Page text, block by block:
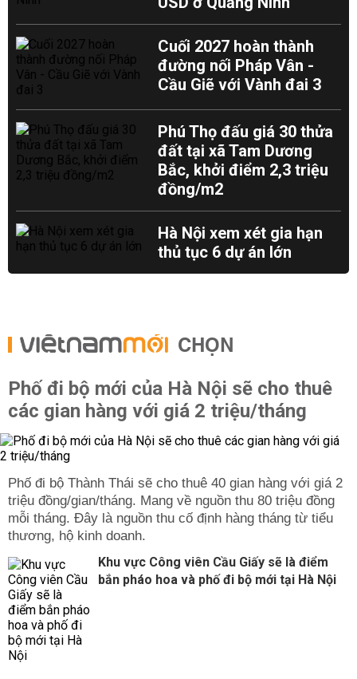
Cuối 2027 hoàn thành
đường nối Pháp Vân -
Cầu Giẽ với Vành đai 3
Phú Thọ đấu giá 30 thửa
đất tại xã Tam Dương
Bắc, khởi điểm 2,3 triệu
đồng/m2
Hà Nội xem xét gia hạn
thủ tục 6 dự án lớn
CHỌN
Phố đi bộ mới của Hà Nội sẽ cho thuê
các gian hàng với giá 2 triệu/tháng
Phố đi bộ Thành Thái sẽ cho thuê 40 gian hàng với giá 2
triệu đồng/gian/tháng. Mang về nguồn thu 80 triệu đồng
mỗi tháng. Đây là nguồn thu cố định hàng tháng từ tiểu
thương, hộ kinh doanh.
Khu vực Công viên Cầu Giấy sẽ là điểm
bắn pháo hoa và phố đi bộ mới tại Hà Nội